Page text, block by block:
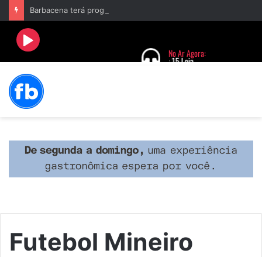
Futebol Mineiro